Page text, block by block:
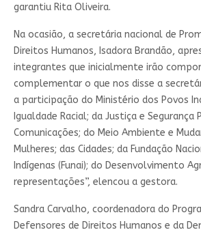
garantiu Rita Oliveira.
Na ocasião, a secretária nacional de
Direitos Humanos, Isadora Brandão,
integrantes que inicialmente irão compor
complementar o que nos disse a
a participação do Ministério dos Povos
Igualdade Racial; da Justiça e Segurança
Comunicações; do Meio Ambiente e
Mulheres; das Cidades; da Fundação
Indígenas (Funai); do Desenvolvimento
representações”, elencou a gestora.
Sandra Carvalho, coordenadora do
Defensores de Direitos Humanos e da